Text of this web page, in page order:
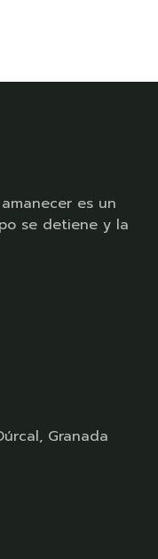
es un
se detiene y la
Granada